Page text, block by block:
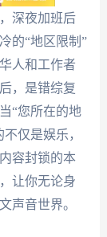
深夜加班后
的“地区限制”
人和工作者
，是错综复
“您所在的地
仅是娱乐，
容封锁的本
让你无论身
声音世界。